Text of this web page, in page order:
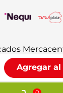
Agregar
los derechos